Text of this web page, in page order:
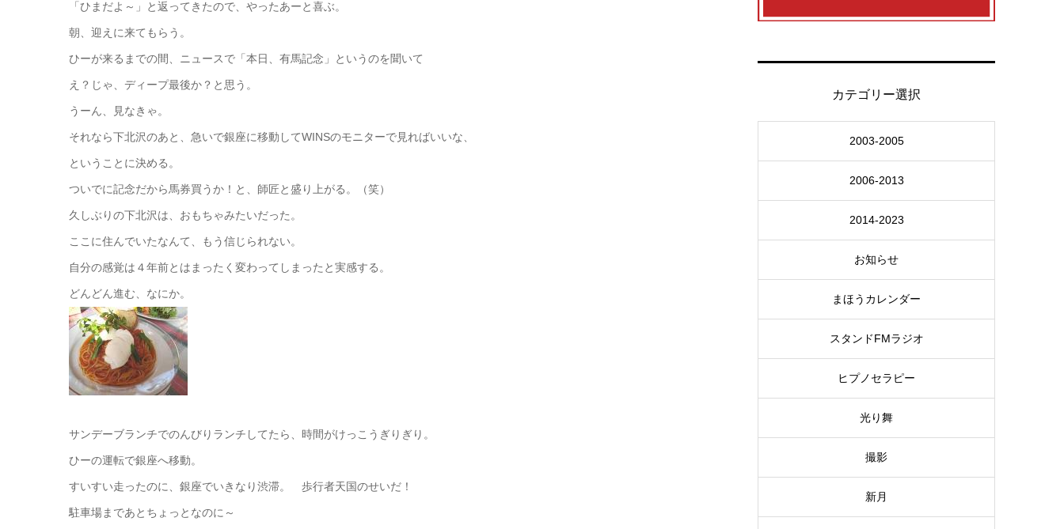
「ひまだよ～」と返ってきたので、やったあーと喜ぶ。
朝、迎えに来てもらう。
ひーが来るまでの間、ニュースで「本日、有馬記念」というのを聞いて
え？じゃ、ディープ最後か？と思う。
うーん、見なきゃ。
それなら下北沢のあと、急いで銀座に移動してWINSのモニターで見ればいいな、
ということに決める。
ついでに記念だから馬券買うか！と、師匠と盛り上がる。（笑）
久しぶりの下北沢は、おもちゃみたいだった。
ここに住んでいたなんて、もう信じられない。
自分の感覚は４年前とはまったく変わってしまったと実感する。
どんどん進む、なにか。
サンデーブランチでのんびりランチしてたら、時間がけっこうぎりぎり。
ひーの運転で銀座へ移動。
すいすい走ったのに、銀座でいきなり渋滞。 歩行者天国のせいだ！
駐車場まであとちょっとなのに～
カテゴリー選択
2003-2005
2006-2013
2014-2023
お知らせ
まほうカレンダー
スタンドFMラジオ
ヒプノセラピー
光り舞
撮影
新月